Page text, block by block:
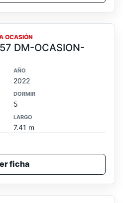
OCASIÓN
DM-OCASION-
AÑO
2022
DORMIR
5
LARGO
7.41 m
ficha